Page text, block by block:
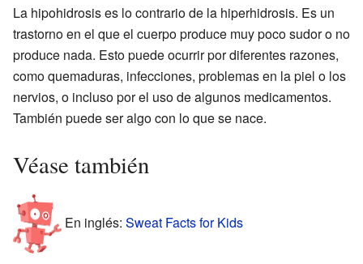
La hipohidrosis es lo contrario de la hiperhidrosis. Es un
trastorno en el que el cuerpo produce muy poco sudor o no
produce nada. Esto puede ocurrir por diferentes razones,
como quemaduras, infecciones, problemas en la piel o los
nervios, o incluso por el uso de algunos medicamentos.
También puede ser algo con lo que se nace.
Véase también
En inglés: Sweat Facts for Kids